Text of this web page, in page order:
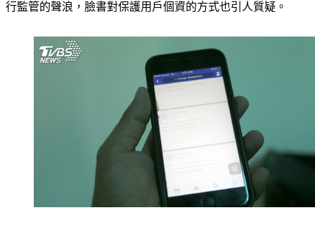
行監管的聲浪，臉書對保護用戶個資的方式也引人質疑。